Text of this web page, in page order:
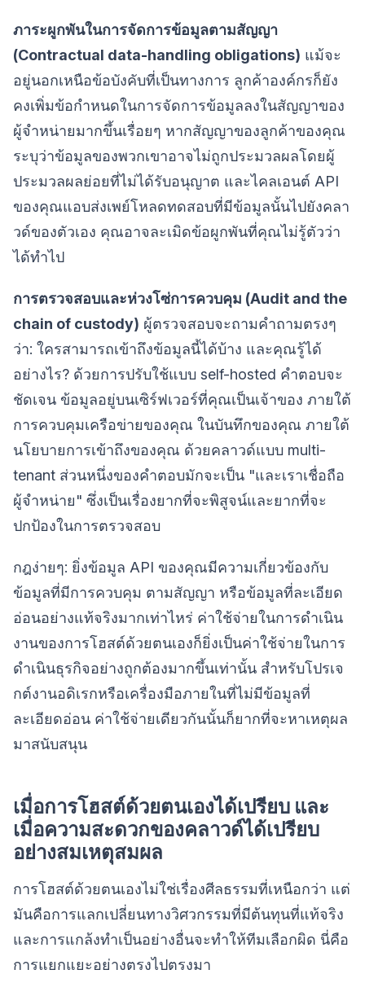
ภาระผูกพันในการจัดการข้อมูลตามสัญญา
(Contractual data-handling obligations) แม้จะ
อยู่นอกเหนือข้อบังคับที่เป็นทางการ ลูกค้าองค์กรก็ยัง
คงเพิ่มข้อกำหนดในการจัดการข้อมูลลงในสัญญาของ
ผู้จำหน่ายมากขึ้นเรื่อยๆ หากสัญญาของลูกค้าของคุณ
ระบุว่าข้อมูลของพวกเขาอาจไม่ถูกประมวลผลโดยผู้
ประมวลผลย่อยที่ไม่ได้รับอนุญาต และไคลเอนต์ API
ของคุณแอบส่งเพย์โหลดทดสอบที่มีข้อมูลนั้นไปยังคลา
วด์ของตัวเอง คุณอาจละเมิดข้อผูกพันที่คุณไม่รู้ตัวว่า
ได้ทำไป
การตรวจสอบและห่วงโซ่การควบคุม (Audit and the
chain of custody) ผู้ตรวจสอบจะถามคำถามตรงๆ
ว่า: ใครสามารถเข้าถึงข้อมูลนี้ได้บ้าง และคุณรู้ได้
อย่างไร? ด้วยการปรับใช้แบบ self-hosted คำตอบจะ
ชัดเจน ข้อมูลอยู่บนเซิร์ฟเวอร์ที่คุณเป็นเจ้าของ ภายใต้
การควบคุมเครือข่ายของคุณ ในบันทึกของคุณ ภายใต้
นโยบายการเข้าถึงของคุณ ด้วยคลาวด์แบบ multi-
tenant ส่วนหนึ่งของคำตอบมักจะเป็น "และเราเชื่อถือ
ผู้จำหน่าย" ซึ่งเป็นเรื่องยากที่จะพิสูจน์และยากที่จะ
ปกป้องในการตรวจสอบ
กฎง่ายๆ: ยิ่งข้อมูล API ของคุณมีความเกี่ยวข้องกับ
ข้อมูลที่มีการควบคุม ตามสัญญา หรือข้อมูลที่ละเอียด
อ่อนอย่างแท้จริงมากเท่าไหร่ ค่าใช้จ่ายในการดำเนิน
งานของการโฮสต์ด้วยตนเองก็ยิ่งเป็นค่าใช้จ่ายในการ
ดำเนินธุรกิจอย่างถูกต้องมากขึ้นเท่านั้น สำหรับโปรเจ
กต์งานอดิเรกหรือเครื่องมือภายในที่ไม่มีข้อมูลที่
ละเอียดอ่อน ค่าใช้จ่ายเดียวกันนั้นก็ยากที่จะหาเหตุผล
มาสนับสนุน
เมื่อการโฮสต์ด้วยตนเองได้เปรียบ และ
เมื่อความสะดวกของคลาวด์ได้เปรียบ
อย่างสมเหตุสมผล
การโฮสต์ด้วยตนเองไม่ใช่เรื่องศีลธรรมที่เหนือกว่า แต่
มันคือการแลกเปลี่ยนทางวิศวกรรมที่มีต้นทุนที่แท้จริง
และการแกล้งทำเป็นอย่างอื่นจะทำให้ทีมเลือกผิด นี่คือ
การแยกแยะอย่างตรงไปตรงมา